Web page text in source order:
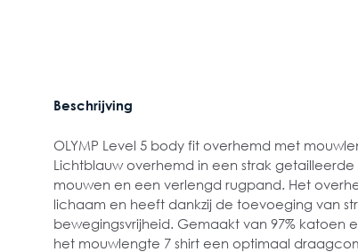
Beschrijving
OLYMP Level 5 body fit overhemd met
Lichtblauw overhemd in een strak
mouwen en een verlengd rugpand. Het
lichaam en heeft dankzij de toevoeging van
bewegingsvrijheid. Gemaakt van 97% katoen
het mouwlengte 7 shirt een optimaal